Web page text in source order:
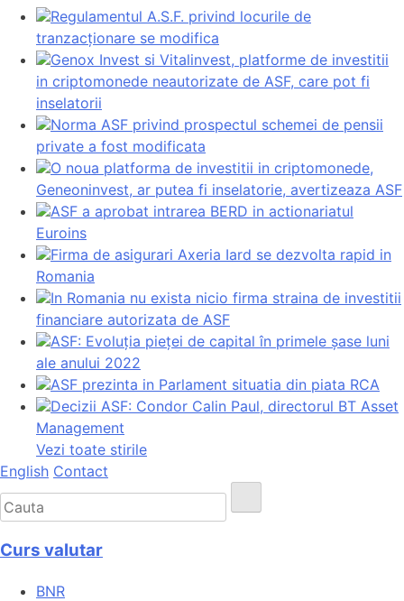
Regulamentul A.S.F. privind locurile de
tranzacționare se modifica
Genox Invest si Vitalinvest, platforme de investitii
in criptomonede neautorizate de ASF, care pot fi
inselatorii
Norma ASF privind prospectul schemei de pensii
private a fost modificata
O noua platforma de investitii in criptomonede,
Geneoninvest, ar putea fi inselatorie, avertizeaza ASF
ASF a aprobat intrarea BERD in actionariatul
Euroins
Firma de asigurari Axeria Iard se dezvolta rapid in
Romania
In Romania nu exista nicio firma straina de investitii
financiare autorizata de ASF
ASF: Evoluția pieței de capital în primele șase luni
ale anului 2022
ASF prezinta in Parlament situatia din piata RCA
Decizii ASF: Condor Calin Paul, directorul BT Asset
Management
Vezi toate stirile
English Contact
Curs valutar
BNR